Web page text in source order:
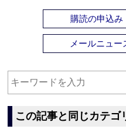
購読の申込み
メールニュー
この記事と同じカテゴ